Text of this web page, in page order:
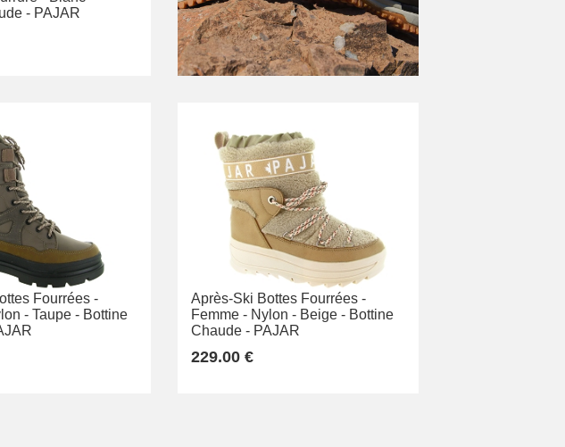
- PAJAR
Fourrées -
- Taupe - Bottine
Après-Ski Bottes Fourrées -
Femme - Nylon - Beige - Bottine
Chaude - PAJAR
229.00 €